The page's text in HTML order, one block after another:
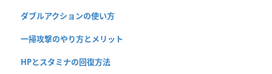
ダブルアクションの使い方
一掃攻撃のやり方とメリット
HPとスタミナの回復方法